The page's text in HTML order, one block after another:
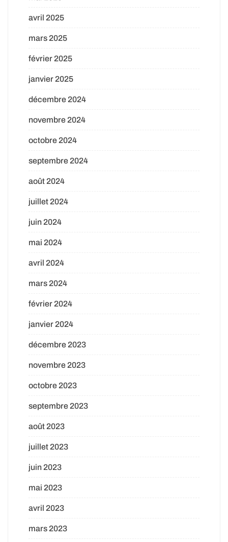
avril 2025
mars 2025
février 2025
janvier 2025
décembre 2024
novembre 2024
octobre 2024
septembre 2024
août 2024
juillet 2024
juin 2024
mai 2024
avril 2024
mars 2024
février 2024
janvier 2024
décembre 2023
novembre 2023
octobre 2023
septembre 2023
août 2023
juillet 2023
juin 2023
mai 2023
avril 2023
mars 2023